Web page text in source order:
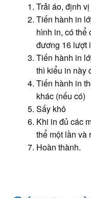
Trải áo, định
Tiến hành in
hình in, có thể
đương 16 lượt
Tiến hành in
thì kiểu in này
Tiến hành in
khác (nếu có)
Sấy khô
Khi in đủ các
thể một lần và
Hoàn thành.